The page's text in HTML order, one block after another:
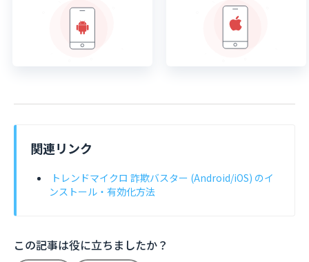
関連リンク
トレンドマイクロ 詐欺バスター (Android/iOS) のイ
ンストール・有効化方法
この記事は役に立ちましたか？